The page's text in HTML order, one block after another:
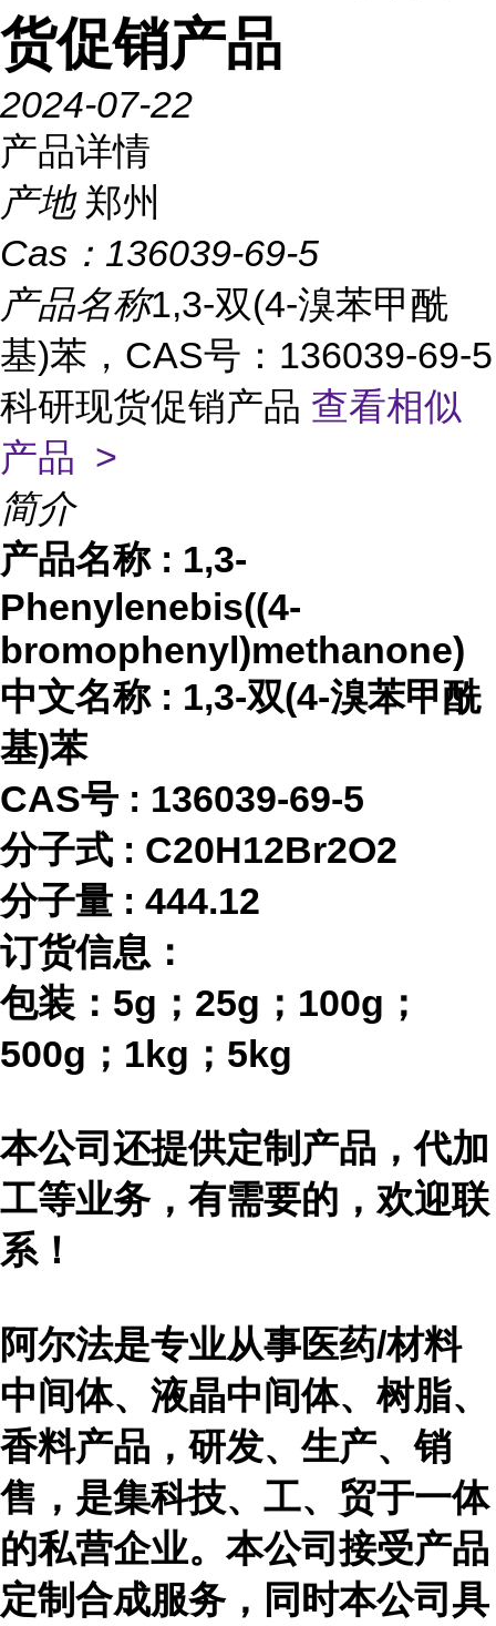
货促销产品
2024-07-22
产品详情
产地 郑州
Cas： 136039-69-5
产品名称1,3-双(4-溴苯甲酰
基)苯，CAS号：136039-69-5
科研现货促销产品 查看相似
产品 >
简介
产品名称 : 1,3-
Phenylenebis((4-
bromophenyl)methanone)
中文名称 : 1,3-双(4-溴苯甲酰
基)苯
CAS号 : 136039-69-5
分子式 : C20H12Br2O2
分子量 : 444.12
订货信息：
包装： 5g；25g；100g；
500g；1kg；5kg
本公司还提供定制产品，代加
工等业务，有需要的，欢迎联
系！
阿尔法是专业从事医药/材料
中间体、液晶中间体、树脂、
香料产品，研发、生产、销
售，是集科技、工、贸于一体
的私营企业。本公司接受产品
定制合成服务，同时本公司具